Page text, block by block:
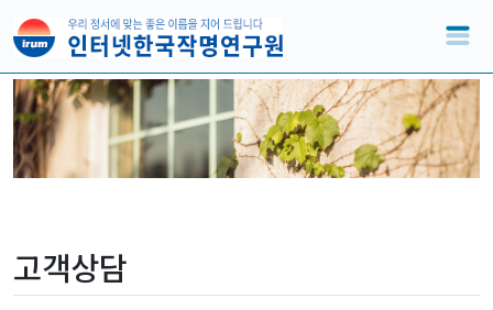
고객상담